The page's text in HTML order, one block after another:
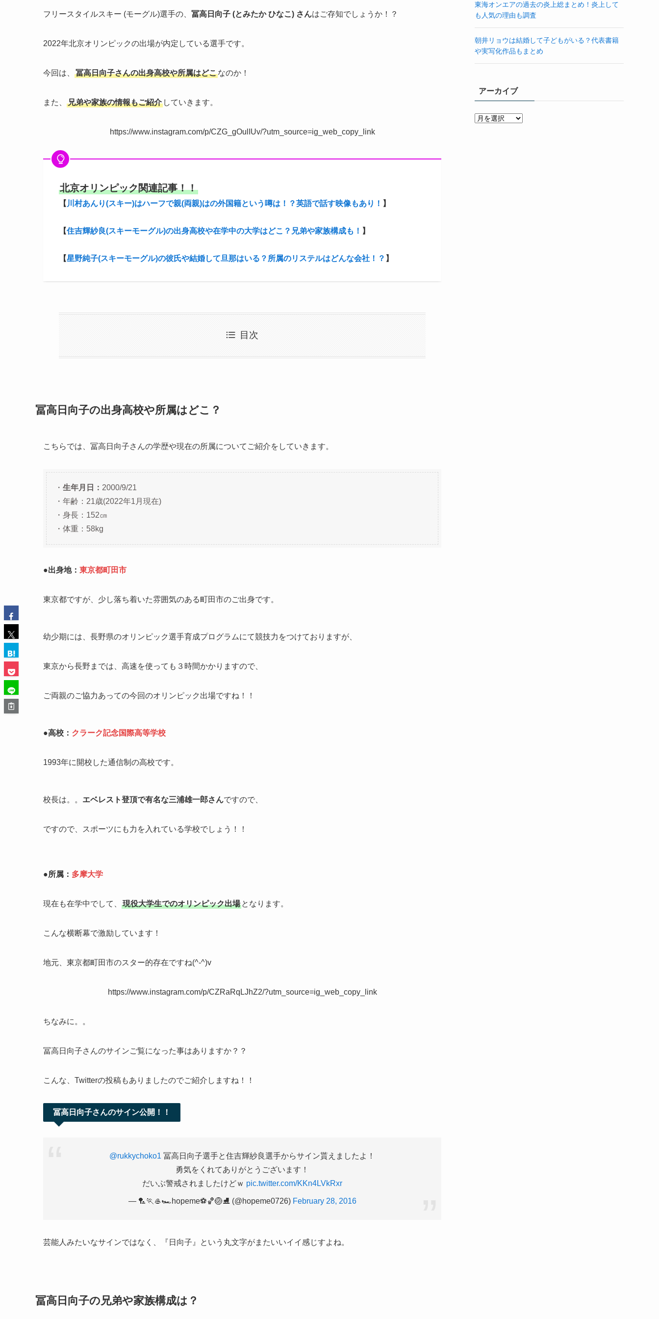
フリースタイルスキー (モーグル)選手の、 冨高日向子 (とみたか ひなこ) さんはご存知でしょうか！？
2022年北京オリンピックの出場が内定している選手です。
今回は、 冨高日向子さんの出身高校や所属はどこなのか！
また、 兄弟や家族の情報もご紹介 していきます。
https://www.instagram.com/p/CZG_gOulIUv/?utm_source=ig_web_copy_link
北京オリンピック関連記事！！
【 川村あんり(スキー)はハーフで親(両親)はの外国籍という噂は！？英語で話す映像もあり！ 】
【住吉輝紗良(スキーモーグル)の出身高校や在学中の大学はどこ？兄弟や家族構成も！ 】
【星野純子(スキーモーグル)の彼氏や結婚して旦那はいる？所属のリステルはどんな会社！？ 】
目次
冨高日向子の出身高校や所属はどこ？
こちらでは、冨高日向子さんの学歴や現在の所属についてご紹介をしていきます。
・ 生年月日： 2000/9/21
・年齢：21歳(2022年1月現在)
・身長：152㎝
・体重：58kg
●出身地： 東京都町田市
東京都ですが、少し落ち着いた雰囲気のある町田市のご出身です。
幼少期には、長野県のオリンピック選手育成プログラムにて競技力をつけておりますが、
東京から長野までは、高速を使っても３時間かかりますので、
ご両親のご協力あっての今回のオリンピック出場ですね！！
●高校： クラーク記念国際高等学校
1993年に開校した通信制の高校です。
校長は。。 エベレスト登頂で有名な三浦雄一郎さんですので、
ですので、スポーツにも力を入れている学校でしょう！！
●所属： 多摩大学
現在も在学中でして、 現役大学生でのオリンピック出場 となります。
こんな横断幕で激励しています！
地元、東京都町田市のスター的存在ですね(^-^)v
https://www.instagram.com/p/CZRaRqLJhZ2/?utm_source=ig_web_copy_link
ちなみに。。
冨高日向子さんのサインご覧になった事はありますか？？
こんな、Twitterの投稿もありましたのでご紹介しますね！！
冨高日向子さんのサイン公開！！
@rukkychoko1 冨高日向子選手と住吉輝紗良選手からサイン貰えましたよ！
勇気をくれてありがとうございます！
だいぶ警戒されましたけどｗ pic.twitter.com/KKn4LVkRxr
— 🏸🏃🥌🏎️hopeme⚽️🏀🏐⛸️ (@hopeme0726) February 28, 2016
芸能人みたいなサインではなく、『日向子』という丸文字がまたいいイイ感じすよね。
冨高日向子の兄弟や家族構成は？
東海オンエアの過去の炎上総まとめ！炎上して
も人気の理由も調査
朝井リョウは結婚して子どもがいる？代表書籍
や実写化作品もまとめ
アーカイブ
ア